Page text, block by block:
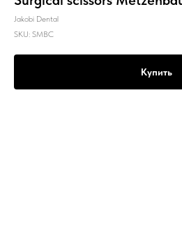
Jakobi Dental
SKU: SMBC
Купить